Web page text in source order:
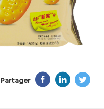
Partager